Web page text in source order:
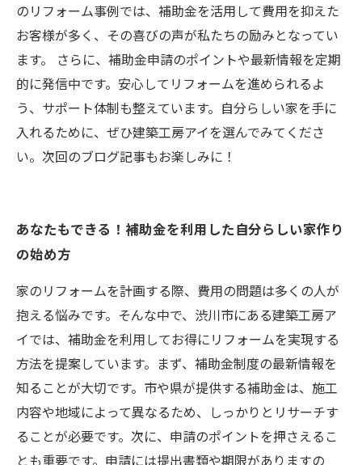
のリフォーム事例では、補助金を活用して費用を抑えた
お客様が多く、その喜びの声が私たちの励みとなってい
ます。 さらに、補助金申請のポイントや最新情報を定期
的に発信中です。安心してリフォームを進められるよ
う、サポート体制も整えています。自分らしい家を手に
入れるために、ぜひ建築工房アイを選んでみてくださ
い。次回のブログ記事もお楽しみに！
あなたもできる！補助金を利用した自分らしい家作り
の始め方
家のリフォームを計画する際、費用の問題は多くの人が
抱える悩みです。そんな中で、渋川市にある建築工房ア
イでは、補助金を利用してお得にリフォームを実現する
方法を提案しています。まず、補助金制度の最新情報を
知ることが大切です。市や県が提供する補助金は、施工
内容や地域によって異なるため、しっかりとリサーチす
ることが必要です。次に、申請のポイントを押さえるこ
とも重要です。申請には提出書類や期限がありますの